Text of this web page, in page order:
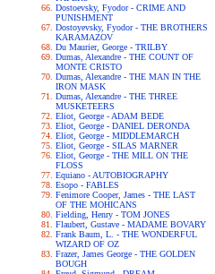
Dostoevsky, Fyodor - CRIME AND
PUNISHMENT
Dostoyevsky, Fyodor - THE BROTHERS
KARAMAZOV
Du Maurier, George - TRILBY
Dumas, Alexandre - THE COUNT OF
MONTE CRISTO
Dumas, Alexandre - THE MAN IN THE
IRON MASK
Dumas, Alexandre - THE THREE
MUSKETEERS
Eliot, George - ADAM BEDE
Eliot, George - DANIEL DERONDA
Eliot, George - MIDDLEMARCH
Eliot, George - SILAS MARNER
Eliot, George - THE MILL ON THE
FLOSS
Equiano - AUTOBIOGRAPHY
Esopo - FABLES
Fenimore Cooper, James - THE LAST
OF THE MOHICANS
Fielding, Henry - TOM JONES
Flaubert, Gustave - MADAME BOVARY
Frank Baum, L. - THE WONDERFUL
WIZARD OF OZ
Frazer, James George - THE GOLDEN
BOUGH